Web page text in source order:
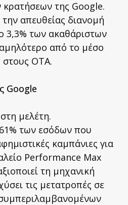
της Google.
απευθείας διανομή
3,3% των ακαθάριστων
από το μέσο
OTA.
Google
μελέτη.
των εσόδων που
καμπάνιες για
Performance Max
τη μηχανική
τις μετατροπές σε